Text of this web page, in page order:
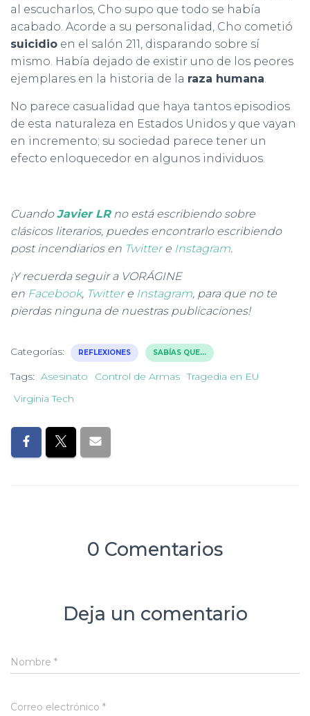
al escucharlos, Cho supo que todo se había
acabado. Acorde a su personalidad, Cho cometió
suicidio en el salón 211, disparando sobre sí
mismo. Había dejado de existir uno de los peores
ejemplares en la historia de la raza humana.
No parece casualidad que haya tantos episodios
de esta naturaleza en Estados Unidos y que vayan
en incremento; su sociedad parece tener un
efecto enloquecedor en algunos individuos.
CuandoJavier LRno está escribiendo sobre
clásicos literarios, puedes encontrarlo escribiendo
post incendiarios en Twitter e Instagram.
¡Y recuerda seguir a VORÁGINE
en Facebook, Twittere Instagram, para que no te
pierdas ninguna de nuestras publicaciones!
Categorías: REFLEXIONES SABÍAS QUE...
Tags: Asesinato Control de Armas Tragedia en EU
Virginia Tech
0 Comentarios
Deja un comentario
Nombre *
Correo electrónico *